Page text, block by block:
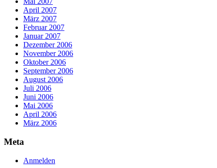
April 2007
März 2007
Februar 2007
Januar 2007
Dezember 2006
November 2006
Oktober 2006
September 2006
August 2006
Juli 2006
Juni 2006
Mai 2006
April 2006
März 2006
Meta
Anmelden